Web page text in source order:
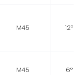
M45 12º
M45 6º